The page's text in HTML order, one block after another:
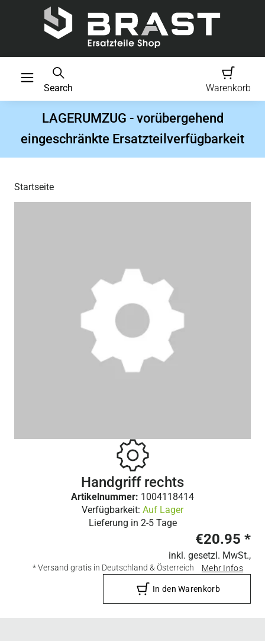
Search Warenkorb
LAGERUMZUG - vorübergehend
eingeschränkte Ersatzteilverfügbarkeit
Startseite
Handgriff rechts
Artikelnummer: 1004118414
Verfügbarkeit: Auf Lager
Lieferung in 2-5 Tage
€20.95 *
inkl. gesetzl. MwSt.,
* Versand gratis in Deutschland & Österreich Mehr Infos
In den Warenkorb